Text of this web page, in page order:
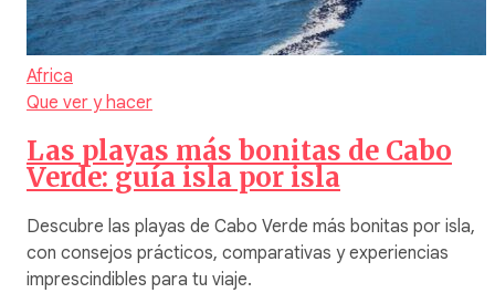
Africa
Que ver y hacer
Las playas más bonitas de Cabo
Verde: guía isla por isla
Descubre las playas de Cabo Verde más bonitas por isla,
con consejos prácticos, comparativas y experiencias
imprescindibles para tu viaje.